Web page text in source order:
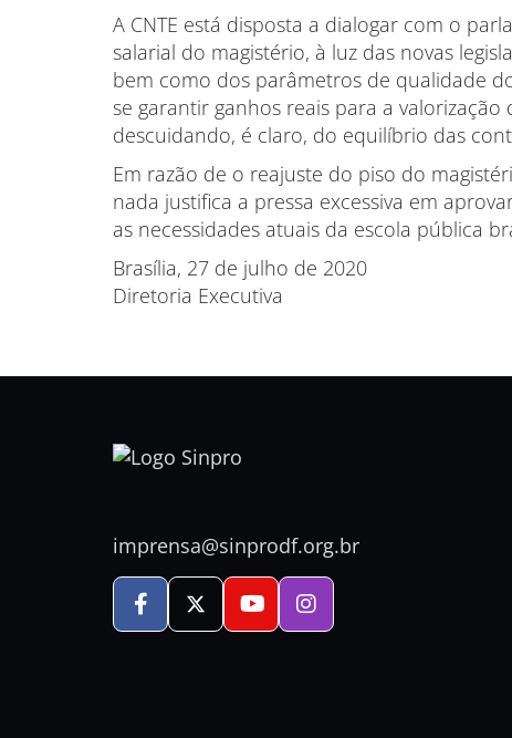
A CNTE está disposta a dialogar com o
salarial do magistério, à luz das novas
bem como dos parâmetros de qualidade
se garantir ganhos reais para a
descuidando, é claro, do equilíbrio das
Em razão de o reajuste do piso do
nada justifica a pressa excessiva em
as necessidades atuais da escola pública
Brasília, 27 de julho de 2020
Diretoria Executiva
imprensa@sinprodf.org.br